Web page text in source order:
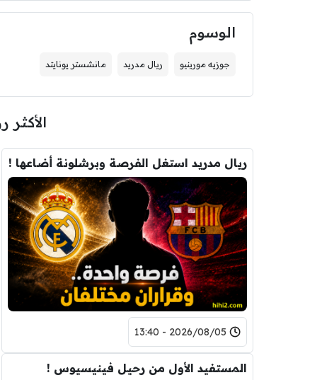
الوسوم
جوزيه مورينيو ريال مدريد مانشستر يونايتد
الأكثر
ريال مدريد استغل الفرصة وبرشلونة أضاعها !
2026/08/05 - 13:40
المستفيد الأول من رحيل فينيسيوس !